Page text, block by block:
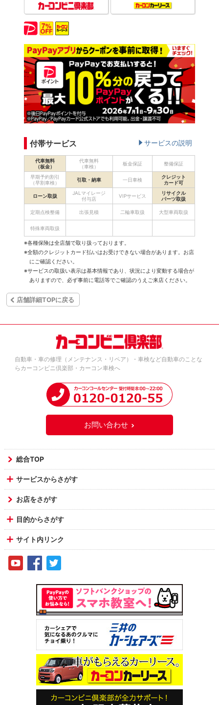
付帯サービス サービスの説明
代車無料
（板金）
代車無料
（車検）
板金保証 整備保証
早期予約割引
（早割車検）
引取・納車 一日車検
クレジット
カード可
ローン取扱
JALマイレージ
付与店
VIPサービス
リサイクル
パーツ取扱
定期点検整備 出張見積 二輪車取扱 大型車両取扱
特殊車両取扱
※各種保険は全店舗で取り扱っております。
※全額のクレジットカード払いはお受けできない場合があります。お店
にご確認ください。
※サービスの取扱い表示は基本情報であり、状況により変動する場合が
ありますので、必ず事前に電話等でご確認のうえご来店ください。
店舗詳細TOPに戻る
自動車・車の修理（メンテナンス・リペア）・車検など自動車のことな
らカーコンビニ倶楽部・カーコン車検へ
お問い合わせ
総合TOP
サービスからさがす
お店をさがす
目的からさがす
サイト内リンク